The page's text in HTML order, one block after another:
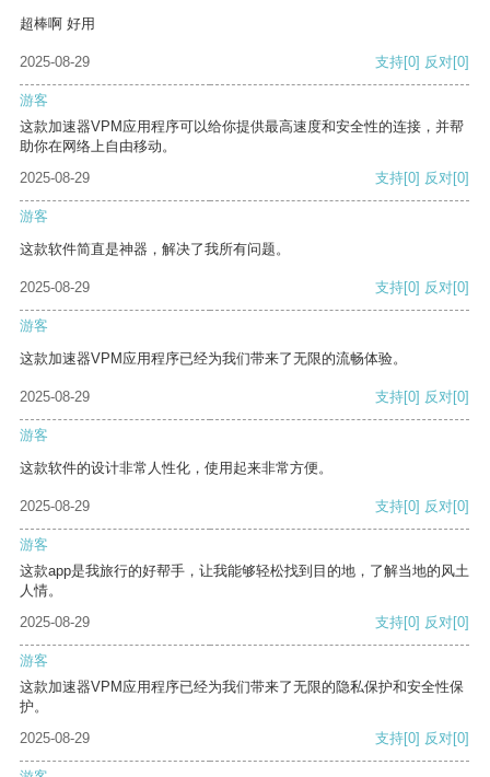
超棒啊 好用
2025-08-29 支持[0] 反对[0]
游客
这款加速器VPM应用程序可以给你提供最高速度和安全性的连接，并帮
助你在网络上自由移动。
2025-08-29
支持[0] 反对[0]
游客
这款软件简直是神器，解决了我所有问题。
2025-08-29 支持[0] 反对[0]
游客
这款加速器VPM应用程序已经为我们带来了无限的流畅体验。
2025-08-29 支持[0] 反对[0]
游客
这款软件的设计非常人性化，使用起来非常方便。
2025-08-29 支持[0] 反对[0]
游客
这款app是我旅行的好帮手，让我能够轻松找到目的地，了解当地的风土
人情。
2025-08-29
支持[0] 反对[0]
游客
这款加速器VPM应用程序已经为我们带来了无限的隐私保护和安全性保
护。
2025-08-29
支持[0] 反对[0]